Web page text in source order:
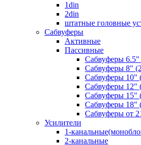
1din
2din
штатные головные
Сабвуферы
Активные
Пассивные
Сабвуферы 6.5"
Сабвуферы 8"
Сабвуферы 10"
Сабвуферы 12"
Сабвуферы 15"
Сабвуферы 18"
Сабвуферы от
Усилители
1-
2-канальные